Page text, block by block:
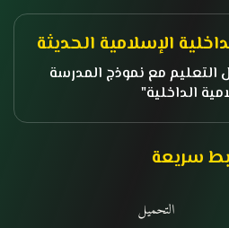
الإسلامية الحديثة
التعليم مع نموذج المدرسة
الداخلية
سريعة
التحميل